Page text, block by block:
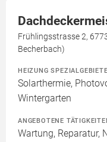
Frühlingsstrasse 2,
Becherbach)
HEIZUNG SPEZIALGEBIETE
Solarthermie,
Wintergarten
ANGEBOTENE
Wartung, Reparatur,